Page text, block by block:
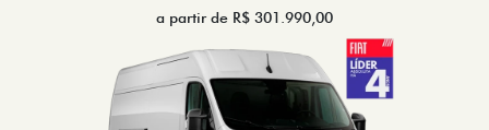
a partir de R$ 301.990,00